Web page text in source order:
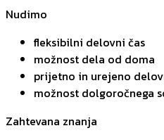
Nudimo
fleksibilni delovni čas
možnost dela od doma
prijetno in urejeno
možnost dolgoročnega
Zahtevana znanja